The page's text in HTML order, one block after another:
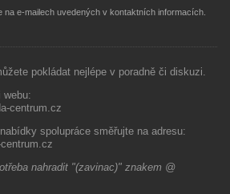
na e-mailech uvedených v kontaktních informacích.
pokládat nejlépe v poradně či diskuzi.
webu:
centrum.cz
spolupráce směřujte na adresu:
nahradit "(zavinac)" znakem @